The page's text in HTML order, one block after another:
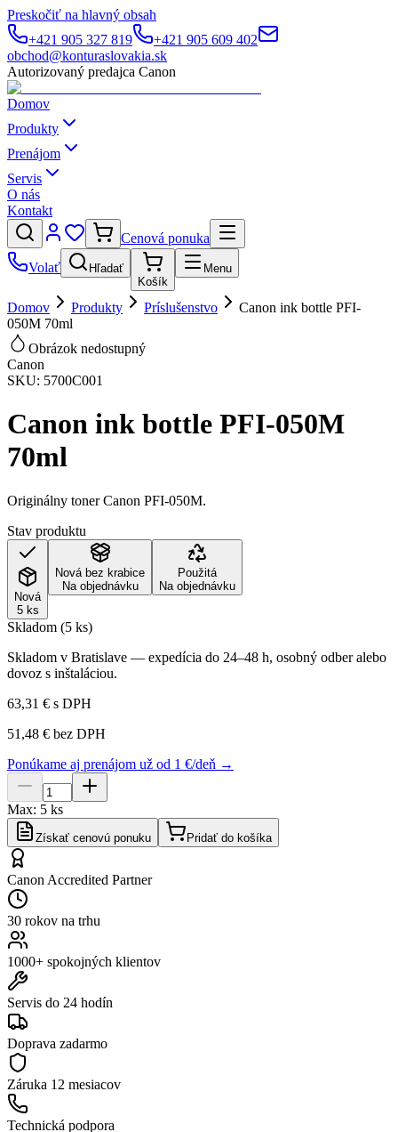
Preskočiť na hlavný obsah
+421 905 327 819
+421 905 609 402
obchod@konturaslovakia.sk
Autorizovaný predajca Canon
Domov
Produkty
Prenájom
Servis
O nás
Kontakt
Cenová ponuka
Volať
Hľadať
Košík
Menu
Domov Produkty Príslušenstvo
Canon ink bottle PFI-
050M 70ml
Obrázok nedostupný
Canon
SKU: 5700C001
Canon ink bottle PFI-050M
70ml
Originálny toner Canon PFI-050M.
Stav produktu
Nová
5 ks
Nová bez krabice
Na objednávku
Použitá
Na objednávku
Skladom (5 ks)
Skladom v Bratislave — expedícia do 24–48 h, osobný odber alebo
dovoz s inštaláciou.
63,31 € s DPH
51,48 € bez DPH
Ponúkame aj prenájom už od 1 €/deň →
Max: 5 ks
Získať cenovú ponuku Pridať do košíka
Canon Accredited Partner
30 rokov na trhu
1000+ spokojných klientov
Servis do 24 hodín
Doprava zadarmo
Záruka 12 mesiacov
Technická podpora